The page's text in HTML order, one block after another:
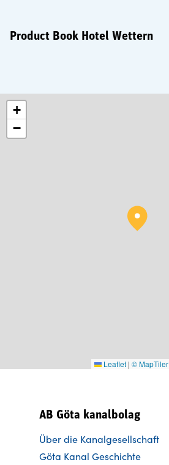
Product Book Hotel Wettern
+
−
Leaflet | © MapTiler
AB Göta kanalbolag
Über die Kanalgesellschaft
Göta Kanal Geschichte